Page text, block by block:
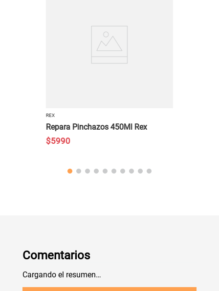
REX
Repara Pinchazos 450Ml Rex
$5990
Comentarios
Cargando el resumen…